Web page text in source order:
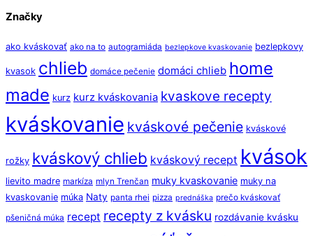
Značky
ako kváskovať ako na to autogramiáda bezlepkove kvaskovanie bezlepkovy
kvasok chlieb domáce pečenie domáci chlieb home
made kurz kurz kváskovania kvaskove recepty
kváskovanie kváskové pečenie kváskové
rožky kváskový chlieb kváskový recept kvások
lievito madre markíza mlyn Trenčan muky kvaskovanie muky na
kvaskovanie múka Naty panta rhei pizza prednáška prečo kváskovať
pšeničná múka recept recepty z kvásku rozdávanie kvásku